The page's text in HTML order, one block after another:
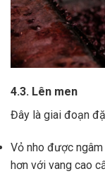
4.3. Lên men
Đây là giai đoạn
Vỏ nho được
hơn với vang cao